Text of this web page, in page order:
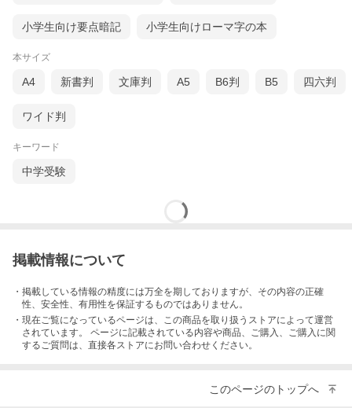
小学生向け要点暗記 小学生向けローマ字の本
本サイズ
A4 新書判 文庫判 A5 B6判 B5 四六判
ワイド判
キーワード
中学受験
掲載情報について
・掲載している情報の精度には万全を期しておりますが、その内容の正確
性、安全性、有用性を保証するものではありません。
・現在ご覧になっているページは、この商品を取り扱うストアによって運営
されています。 ページに記載されている内容や商品、ご購入 、ご購入に関
するご質問は、直接各ストアにお問い合わせください。
このページのトップへ